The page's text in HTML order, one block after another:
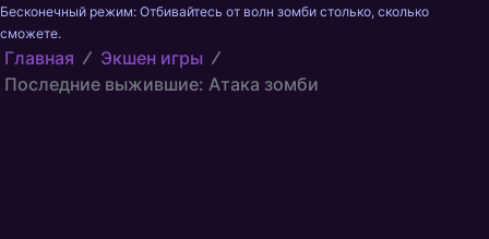
Бесконечный режим: Отбивайтесь от волн зомби столько, сколько
сможете.
Главная
Экшен игры
Последние выжившие: Атака зомби